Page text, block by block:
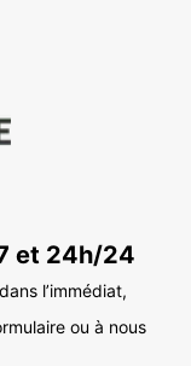
et 24h/24
l’immédiat,
ou à nous